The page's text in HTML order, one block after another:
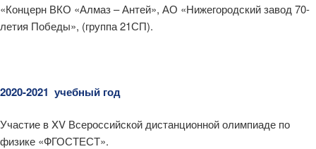
«Концерн ВКО «Алмаз – Антей», АО «Нижегородский завод 70-
летия Победы», (группа 21СП).
2020-2021 учебный год
Участие в XV Всероссийской дистанционной олимпиаде по
физике «ФГОСТЕСТ».